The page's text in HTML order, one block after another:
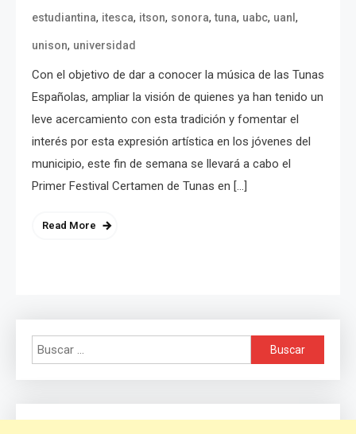
estudiantina, itesca, itson, sonora,tuna, uabc, uanl ,
unison, universidad
Con el objetivo de dar a conocer la música de las Tunas
Españolas, ampliar la visión de quienes ya han tenido un
leve acercamiento con esta tradición y fomentar el
interés por esta expresión artística en los jóvenes del
municipio, este fin de semana se llevará a cabo el
Primer Festival Certamen de Tunas en […]
Read More
Buscar: